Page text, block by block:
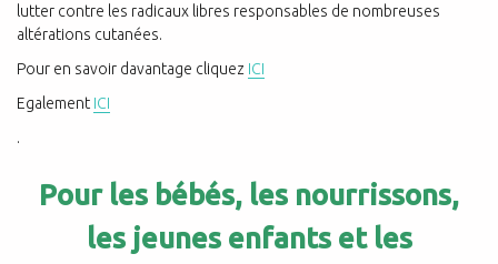
lutter contre les radicaux libres responsables de nombreuses
altérations cutanées.
Pour en savoir davantage cliquez ICI
Egalement ICI
.
Pour les bébés, les nourrissons,
les jeunes enfants et les